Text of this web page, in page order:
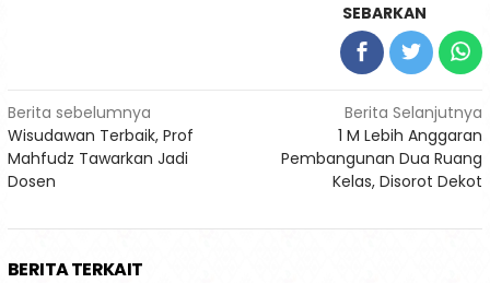
SEBARKAN
Navigasi
pos
Berita sebelumnya
Wisudawan Terbaik, Prof
Mahfudz Tawarkan Jadi
Dosen
Berita Selanjutnya
1 M Lebih Anggaran
Pembangunan Dua Ruang
Kelas, Disorot Dekot
BERITA TERKAIT